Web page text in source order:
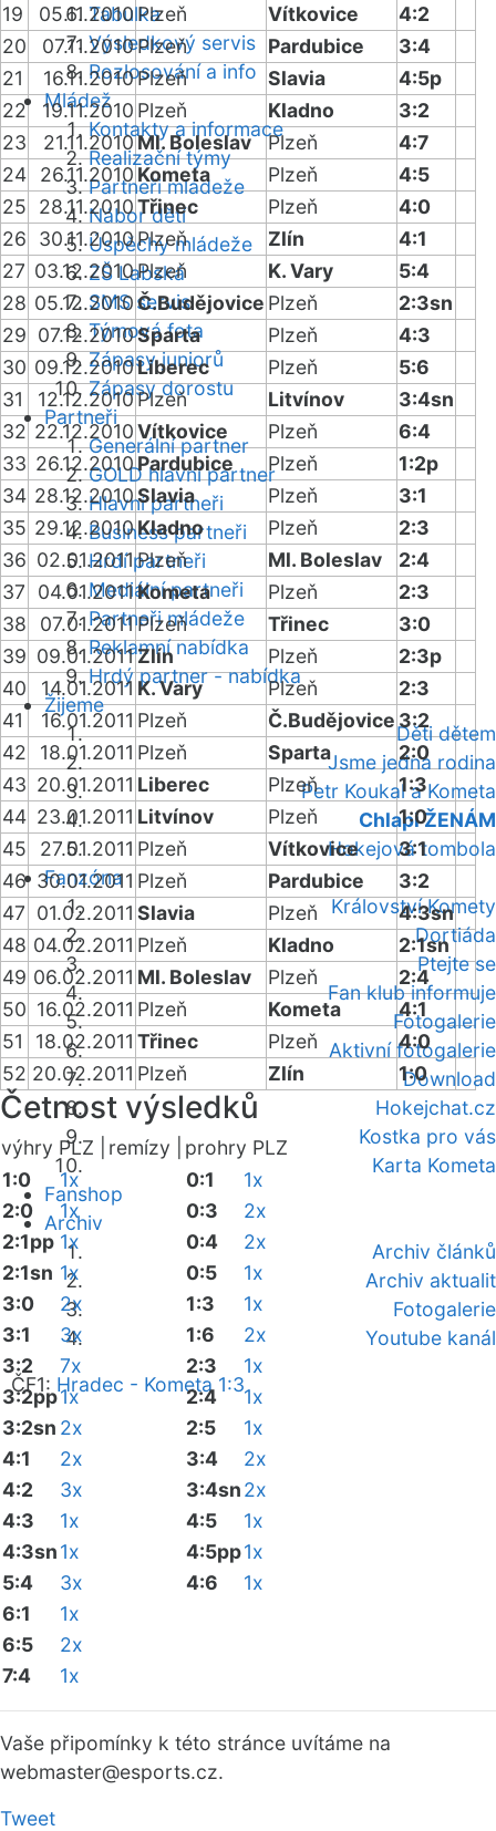
Tabulka
Výsledkový servis
Rozlosování a info
Mládež
Kontakty a informace
Realizační týmy
Partneři mládeže
Nábor dětí
Úspěchy mládeže
ZŠ Labská
SMS servis
Týmová fota
Zápasy juniorů
Zápasy dorostu
Partneři
Generální partner
GOLD hlavní partner
Hlavní partneři
Business partneři
Hrdí partneři
Mediální partneři
Partneři mládeže
Reklamní nabídka
Hrdý partner - nabídka
Žijeme
Děti dětem
Jsme jedna rodina
Petr Koukal a Kometa
Chlapi ŽENÁM
Hokejová tombola
Fanzóna
Království Komety
Dortiáda
Ptejte se
Fan klub informuje
Fotogalerie
Aktivní fotogalerie
Download
Hokejchat.cz
Kostka pro vás
Karta Kometa
Fanshop
Archiv
Archiv článků
Archiv aktualit
Fotogalerie
Youtube kanál
ČF1: Hradec - Kometa 1:3
19
05.11.2010 Plzeň Vítkovice
4:2
20
07.11.2010Plzeň Pardubice
3:4
21
16.11.2010Plzeň Slavia
4:5p
22
19.11.2010 Plzeň Kladno
3:2
23
21.11.2010Ml. Boleslav Plzeň
4:7
24
26.11.2010 Kometa Plzeň
4:5
25
28.11.2010Třinec Plzeň
4:0
26
30.11.2010Plzeň Zlín
4:1
27 03.12.2010Plzeň K. Vary
5:4
28 05.12.2010Č.Budějovice Plzeň
2:3sn
29 07.12.2010Sparta Plzeň
4:3
30 09.12.2010Liberec Plzeň
5:6
31
12.12.2010Plzeň Litvínov
3:4sn
32 22.12.2010Vítkovice Plzeň
6:4
33 26.12.2010Pardubice Plzeň
1:2p
34 28.12.2010Slavia Plzeň
3:1
35 29.12.2010Kladno Plzeň
2:3
36 02.01.2011 Plzeň Ml. Boleslav
2:4
37
04.01.2011Kometa Plzeň
2:3
38
07.01.2011Plzeň Třinec
3:0
39 09.01.2011Zlín Plzeň
2:3p
40
14.01.2011 K. Vary Plzeň
2:3
41
16.01.2011 Plzeň Č.Budějovice 3:2
42
18.01.2011 Plzeň Sparta
2:0
43 20.01.2011 Liberec Plzeň
1:3
44 23.01.2011 Litvínov Plzeň
1:0
45
27.01.2011 Plzeň Vítkovice
3:1
46 30.01.2011 Plzeň Pardubice
3:2
47 01.02.2011 Slavia Plzeň
4:3sn
48 04.02.2011 Plzeň Kladno
2:1sn
49 06.02.2011 Ml. Boleslav Plzeň
2:4
50 16.02.2011 Plzeň Kometa
4:1
51
18.02.2011 Třinec Plzeň
4:0
52 20.02.2011 Plzeň Zlín 1:0
Četnost výsledků
výhry PLZ | remízy |
prohry PLZ
1:0
1x
2:0
1x
2:1pp 1x
2:1sn 1x
3:0
2x
3:1
3x
3:2
7x
3:2pp1x
3:2sn 2x
4:1
2x
4:2
3x
4:3
1x
4:3sn1x
5:4
3x
6:1
1x
6:5
2x
7:4
1x
0:1
1x
0:3
2x
0:4
2x
0:5
1x
1:3
1x
1:6
2x
2:3
1x
2:4
1x
2:5
1x
3:4
2x
3:4sn2x
4:5
1x
4:5pp1x
4:6
1x
Vaše připomínky k této stránce uvítáme na
webmaster@esports.cz.
Tweet